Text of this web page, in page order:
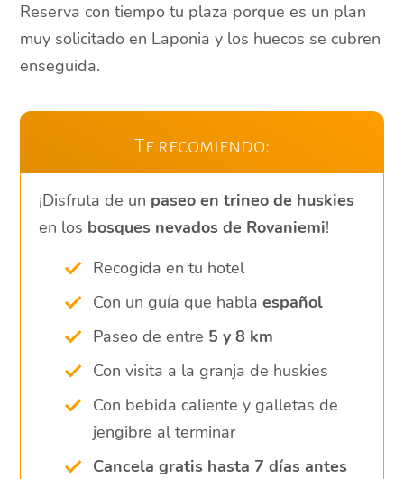
Reserva con tiempo tu plaza porque es un plan
muy solicitado en Laponia y los huecos se cubren
enseguida.
Te recomiendo:
¡Disfruta de un paseo en trineo de huskies
en los bosques nevados de Rovaniemi!
Recogida en tu hotel
Con un guía que habla español
Paseo de entre 5 y 8 km
Con visita a la granja de huskies
Con bebida caliente y galletas de
jengibre al terminar
Cancela gratis hasta 7 días antes